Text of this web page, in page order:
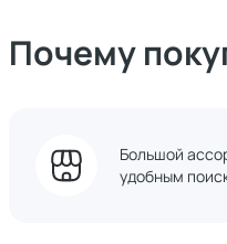
Почему
Большой
удобным